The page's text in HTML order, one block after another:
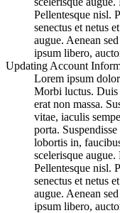
Pellentesque nisl.
senectus et netus
augue. Aenean
ipsum libero,
Updating Account
Lorem ipsum
Morbi luctus.
erat non massa.
vitae, iaculis
porta.
lobortis in,
scelerisque
Pellentesque nisl.
senectus et netus
augue. Aenean
ipsum libero,